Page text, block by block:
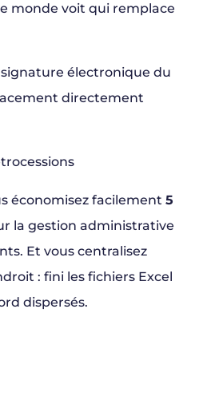
monde voit qui remplace
électronique du
directement
économisez facilement 5
la gestion administrative
Et vous centralisez
: fini les fichiers Excel
dispersés.